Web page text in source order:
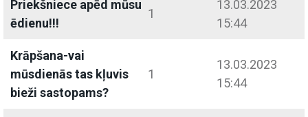
Priekšniece apēd mūsu
ēdienu!!!
1
13.03.2023
15:44
Krāpšana-vai
mūsdienās tas kļuvis
bieži sastopams?
1
13.03.2023
15:44